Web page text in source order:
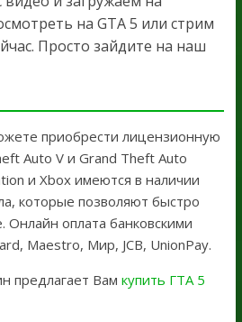
на GTA 5 или стрим
Просто зайдите на наш
приобрести лицензионную
Auto V и Grand Theft Auto
и Xbox имеются в наличии
которые позволяют быстро
Онлайн оплата банковскими
Maestro, Мир, JCB, UnionPay.
предлагает Вам купить ГТА 5